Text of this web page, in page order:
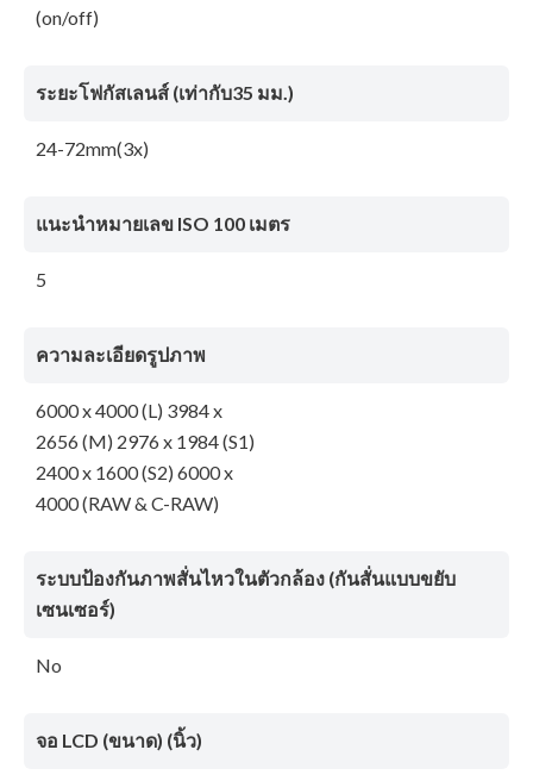
(on/off)
ระยะโฟกัสเลนส์ (เท่ากับ35 มม.)
24-72mm(3x)
แนะนำหมายเลข ISO 100 เมตร
5
ความละเอียดรูปภาพ
6000 x 4000 (L) 3984 x
2656 (M) 2976 x 1984 (S1)
2400 x 1600 (S2) 6000 x
4000 (RAW & C-RAW)
ระบบป้องกันภาพสั่นไหวในตัวกล้อง (กันสั่นแบบขยับ
เซนเซอร์)
No
จอ LCD (ขนาด) (นิ้ว)